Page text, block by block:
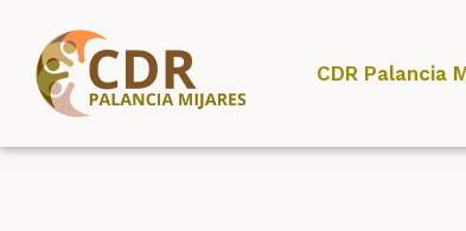
CDR Palancia